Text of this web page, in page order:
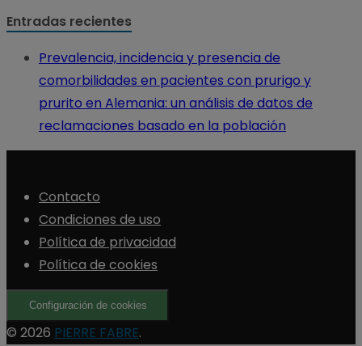
Entradas recientes
Prevalencia, incidencia y presencia de
comorbilidades en pacientes con prurigo y
prurito en Alemania: un análisis de datos de
reclamaciones basado en la población
Contacto
Condiciones de uso
Política de privacidad
Política de cookies
Configuración de cookies
© 2026 PIERRE FABRE.